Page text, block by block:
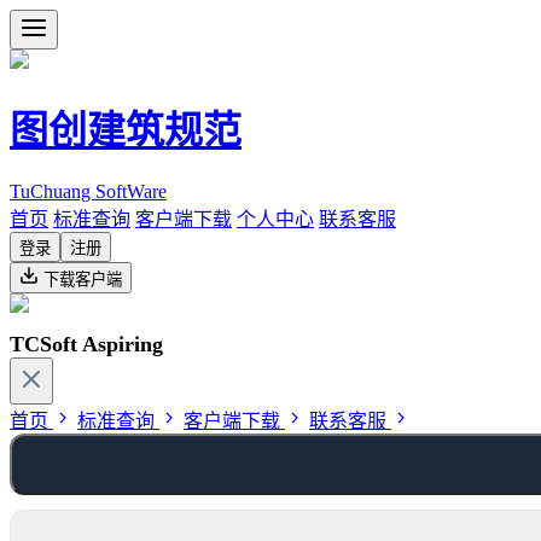
图创建筑规范
TuChuang SoftWare
首页 标准查询 客户端下载 个人中心 联系客服
登录
注册
下载客户端
TCSoft Aspiring
首页 标准查询 客户端下载 联系客服